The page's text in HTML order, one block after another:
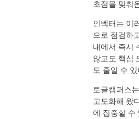
초점을 맞춰
인벡터는 이
으로 점검하
내에서 즉시
않고도 핵심
도 줄일 수
토글캠퍼스
고도화해 왔
에 집중할 수